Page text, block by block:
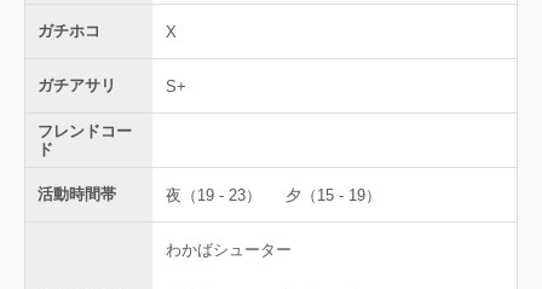
ガチホコ X
ガチアサリ S+
フレンドコー
ド
活動時間帯 夜（19 - 23） 夕（15 - 19）
わかばシューター